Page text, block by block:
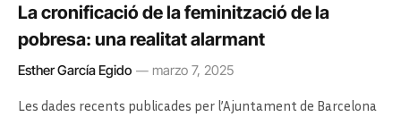
La cronificació de la feminització de la
pobresa: una realitat alarmant
Esther García Egido marzo 7, 2025
Les dades recents publicades per l’Ajuntament de Barcelona